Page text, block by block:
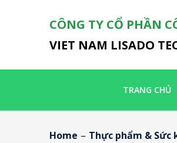
CÔNG TY CỔ PHẦN
VIET NAM LISADO
TRANG CHỦ
Home – Thực phẩm & Sức